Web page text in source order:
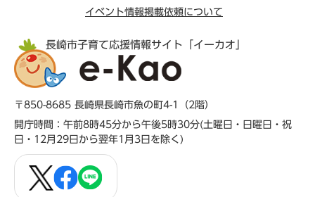
イベント情報掲載依頼について
長崎市子育て応援情報サイト「イーカオ」
〒850-8685 長崎県長崎市魚の町4-1（2階）
開庁時間：午前8時45分から午後5時30分(土曜日・日曜日・祝
日・12月29日から翌年1月3日を除く)